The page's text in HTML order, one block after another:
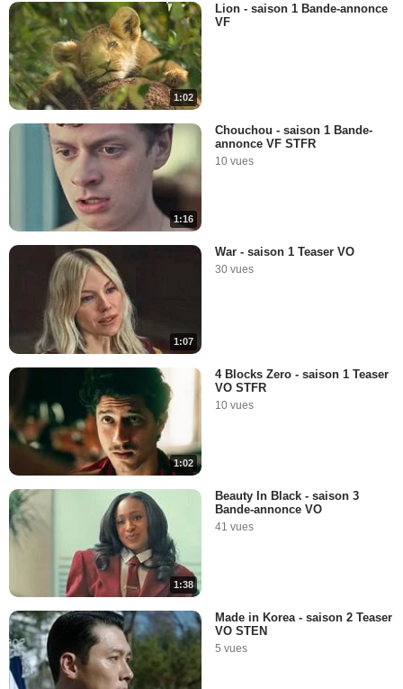
1:02
Lion - saison 1 Bande-annonce
VF
1:16
Chouchou - saison 1 Bande-
annonce VF STFR
10 vues
1:07
War - saison 1 Teaser VO
30 vues
1:02
4 Blocks Zero - saison 1 Teaser
VO STFR
10 vues
1:38
Beauty In Black - saison 3
Bande-annonce VO
41 vues
Made in Korea - saison 2 Teaser
VO STEN
5 vues